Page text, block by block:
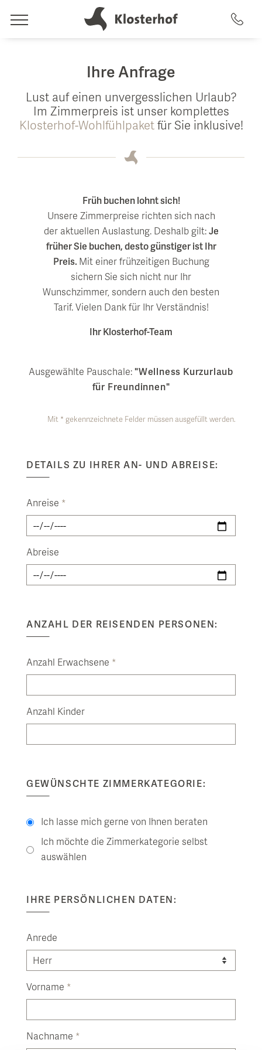
Gastgeber
Impressionen & Videos
Lage & Anreise
Wissenswertes
Seminar & Team Offsites
Tagesbesucher
träumen
Zimmer & Angebote
Inklusivleistungen
Pauschalen
Last Minute Verfügbarkeiten
Spa-Anwendungen
Pool-Landschaft
Alpen Soledom
uvida Stoffwechselanalyse
Aktivprogramm & Fitness
Babymoon - Auszeit für werdende Eltern
genießen
Essen & Trinken
Restaurant & Kulinarik
GenussArt Abendmenü
Wein & Winzer Dinner
Feiern im Klosterhof
Tisch reservieren
entdecken
Klosterhof Erlebniswoche
Wandern
Golf
inspirieren
Veranstaltungskalender
Salzburger Festspiele
Inspiration Kunst
Ihre Anfrage
Lust auf einen unvergesslichen Urlaub?
Im Zimmerpreis ist unser komplettes
Klosterhof-Wohlfühlpaketfür Sie inklusive!
Früh buchen lohnt sich!
Unsere Zimmerpreise richten sich nach
der aktuellen Auslastung. Deshalb gilt: Je
früher Sie buchen, desto günstiger ist Ihr
Preis. Mit einer frühzeitigen Buchung
sichern Sie sich nicht nur Ihr
Wunschzimmer, sondern auch den besten
Tarif. Vielen Dank für Ihr Verständnis!
Ihr Klosterhof-Team
Ausgewählte Pauschale: "Wellness Kurzurlaub
für Freundinnen"
Mit * gekennzeichnete Felder müssen ausgefüllt werden.
DETAILS ZU IHRER AN- UND ABREISE:
Anreise *
Abreise
ANZAHL DER REISENDEN PERSONEN:
Anzahl Erwachsene *
Anzahl Kinder
GEWÜNSCHTE ZIMMERKATEGORIE:
Ich lasse mich gerne von Ihnen beraten
Ich möchte die Zimmerkategorie selbst
auswählen
IHRE PERSÖNLICHEN DATEN:
Anrede
Vorname *
Nachname *